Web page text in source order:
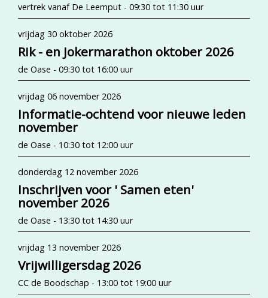
vertrek vanaf De Leemput - 09:30 tot 11:30 uur
vrijdag 30 oktober 2026
Rik - en Jokermarathon oktober 2026
de Oase - 09:30 tot 16:00 uur
vrijdag 06 november 2026
Informatie-ochtend voor nieuwe leden
november
de Oase - 10:30 tot 12:00 uur
donderdag 12 november 2026
Inschrijven voor ' Samen eten'
november 2026
de Oase - 13:30 tot 14:30 uur
vrijdag 13 november 2026
Vrijwilligersdag 2026
CC de Boodschap - 13:00 tot 19:00 uur